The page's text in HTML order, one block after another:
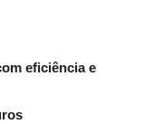
eficiência e